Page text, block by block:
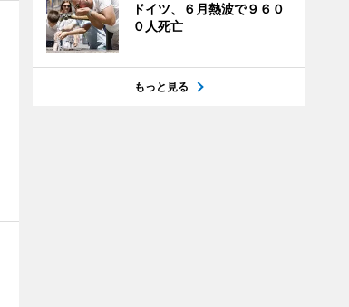
ドイツ、６月熱波で９６０
０人死亡
もっと見る